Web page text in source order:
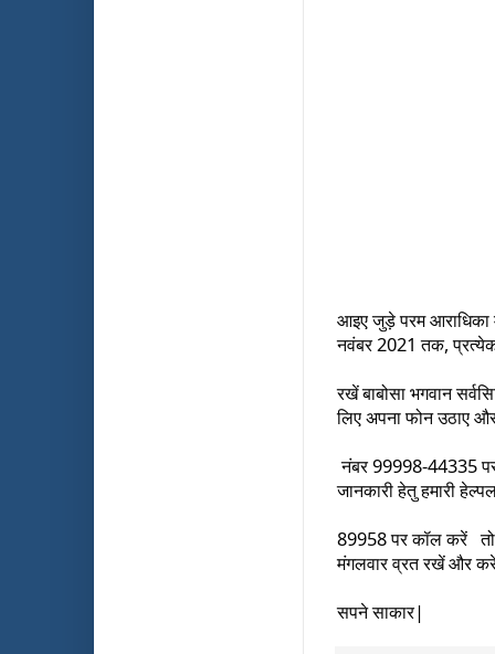
आइए जुड़े परम आराधिका
नवंबर 2021 तक,
रखें बाबोसा भगवान
लिए अपना फोन उठाए
नंबर 99998-44335 पर कॉल करके रजिस्ट्रेशन करवायें| व्रत संबंधित अधिक
जानकारी हेतु हमारी
89958 पर कॉल करें   तो
मंगलवार व्रत रखें और
सपने साकार|